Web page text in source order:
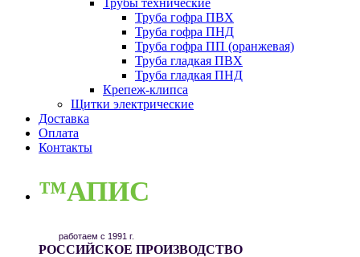
Трубы технические
Труба гофра ПВХ
Труба гофра ПНД
Труба гофра ПП (оранжевая)
Труба гладкая ПВХ
Труба гладкая ПНД
Крепеж-клипса
Щитки электрические
Доставка
Оплата
Контакты
™АПИС
работаем с 1991 г.
РОССИЙСКОЕ ПРОИЗВОДСТВО